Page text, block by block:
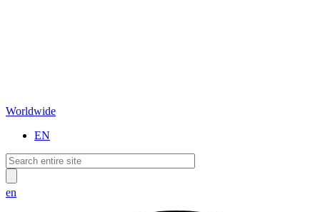
Worldwide
EN
en